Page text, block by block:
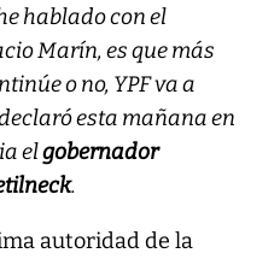
hablado con el
Marín, es que más
o no, YPF va a
esta mañana en
elgobernador
.
autoridad de la